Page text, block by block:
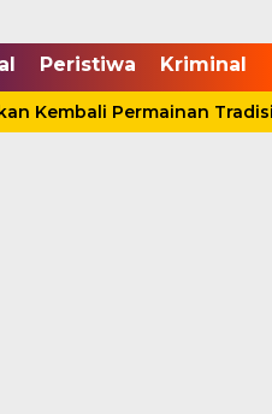
Peristiwa Kriminal
Kembali Permainan